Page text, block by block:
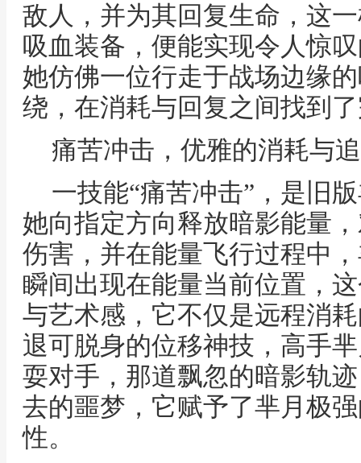
敌人，并为其回复生命，这
吸血装备，便能实现令人惊
她仿佛一位行走于战场边缘
绕，在消耗与回复之间找到
痛苦冲击，优雅的消耗与
一技能“痛苦冲击”，是旧
她向指定方向释放暗影能量
伤害，并在能量飞行过程中
瞬间出现在能量当前位置，
与艺术感，它不仅是远程消
退可脱身的位移神技，高手
耍对手，那道飘忽的暗影轨
去的噩梦，它赋予了芈月极
性。